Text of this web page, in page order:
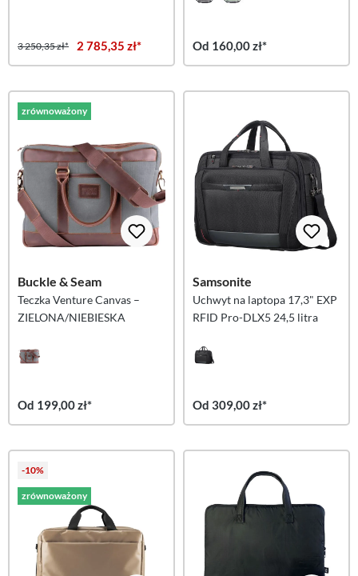
3 250,35 zł* 2 785,35 zł* Od 160,00 zł*
zrównoważony
Buckle & Seam
Teczka Venture Canvas –
ZIELONA/NIEBIESKA
Od 199,00 zł*
Samsonite
Uchwyt na laptopa 17,3" EXP
RFID Pro-DLX5 24,5 litra
Od 309,00 zł*
-10%
zrównoważony